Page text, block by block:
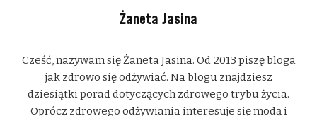
Żaneta Jasina
Cześć, nazywam się Żaneta Jasina. Od 2013 piszę bloga
jak zdrowo się odżywiać. Na blogu znajdziesz
dziesiątki porad dotyczących zdrowego trybu życia.
Oprócz zdrowego odżywiania interesuje się modą i